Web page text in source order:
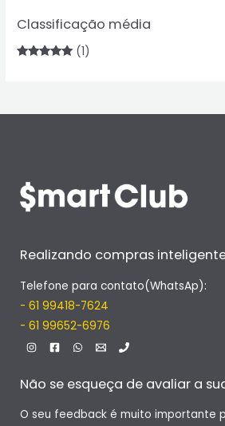
Classificação média
(1)
Realizando compras
Telefone para contato(WhatsAp):
- 61 99418-7624
- 61 99652-6976
Não se esqueça de avaliar a
O seu feedback é muito importante